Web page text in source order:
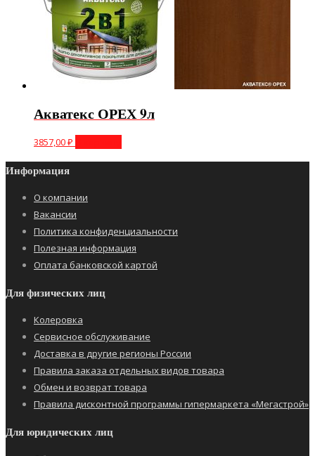
Акватекс ОРЕХ 9л
3857,00₽
Информация
О компании
Вакансии
Политика конфиденциальности
Полезная информация
Оплата банковской картой
Для физических лиц
Колеровка
Сервисное обслуживание
Доставка в другие регионы России
Правила заказа отдельных видов товара
Обмен и возврат товара
Правила дисконтной программы гипермаркета «Мегастрой»
Для юридических лиц